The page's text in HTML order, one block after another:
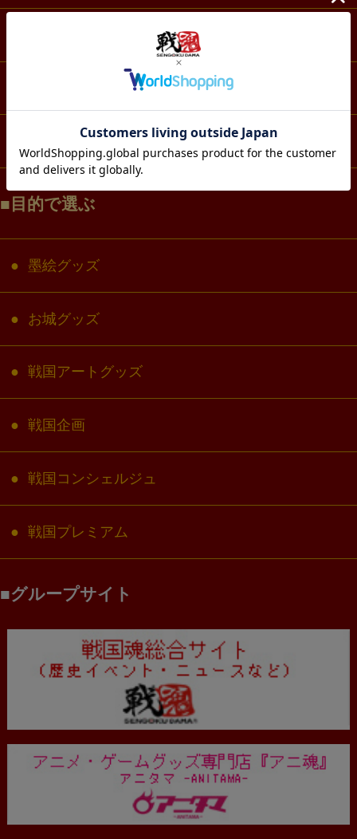
スマホ・IT・メディア
コラボ・キャラクター
目的で選ぶ
墨絵グッズ
お城グッズ
戦国アートグッズ
戦国企画
戦国コンシェルジュ
戦国プレミアム
グループサイト